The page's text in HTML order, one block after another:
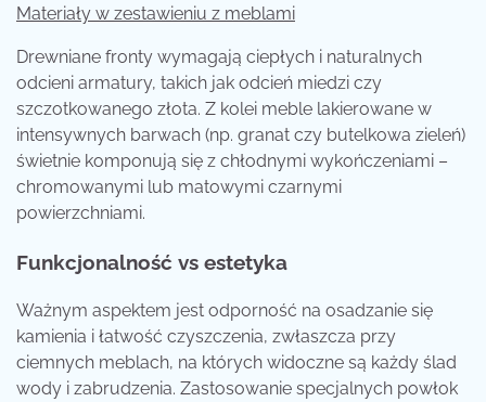
Materiały w zestawieniu z meblami
Drewniane fronty wymagają ciepłych i naturalnych
odcieni armatury, takich jak odcień miedzi czy
szczotkowanego złota. Z kolei meble lakierowane w
intensywnych barwach (np. granat czy butelkowa zieleń)
świetnie komponują się z chłodnymi wykończeniami –
chromowanymi lub matowymi czarnymi
powierzchniami.
Funkcjonalność vs estetyka
Ważnym aspektem jest odporność na osadzanie się
kamienia i łatwość czyszczenia, zwłaszcza przy
ciemnych meblach, na których widoczne są każdy ślad
wody i zabrudzenia. Zastosowanie specjalnych powłok